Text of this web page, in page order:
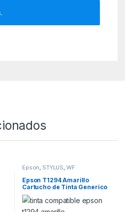
Epson, STYLUS, WF
Epson T1294 Amarillo
Cartucho de Tinta Generico
– Reemplaza C13T12944012